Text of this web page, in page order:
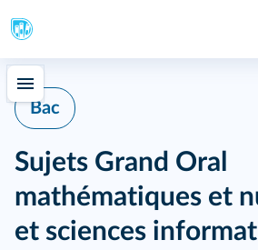
Bac
Sujets Grand Oral
mathématiques et
et sciences